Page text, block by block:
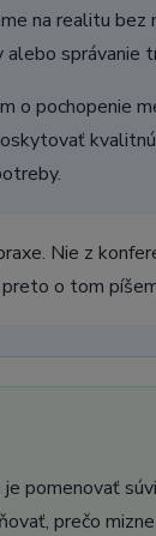
na realitu
alebo správanie
o pochopenie
Nie z
o tom
pomenovať
prečo